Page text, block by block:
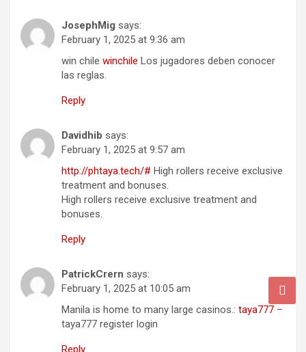
JosephMig says:
February 1, 2025 at 9:36 am
win chile winchile Los jugadores deben conocer
las reglas.
Reply
Davidhib says:
February 1, 2025 at 9:57 am
http://phtaya.tech/# High rollers receive exclusive
treatment and bonuses.
High rollers receive exclusive treatment and
bonuses.
Reply
PatrickCrern says:
February 1, 2025 at 10:05 am
Manila is home to many large casinos.: taya777 –
taya777 register login
Reply